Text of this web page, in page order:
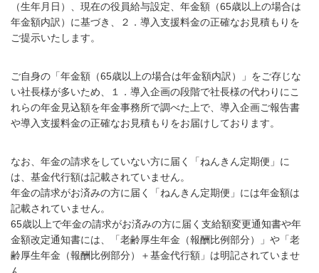
（生年月日）、現在の役員給与設定、年金額（65歳以上の場合は
年金額内訳）に基づき、２．導入支援料金の正確なお見積もりを
ご提示いたします。
ご自身の「年金額（65歳以上の場合は年金額内訳）」をご存じな
い社長様が多いため、１．導入企画の段階で社長様の代わりにこ
れらの年金見込額を年金事務所で調べた上で、導入企画ご報告書
や導入支援料金の正確なお見積もりをお届けしております。
なお、年金の請求をしていない方に届く「ねんきん定期便」に
は、基金代行額は記載されていません。
年金の請求がお済みの方に届く「ねんきん定期便」には年金額は
記載されていません。
65歳以上で年金の請求がお済みの方に届く支給額変更通知書や年
金額改定通知書には、「老齢厚生年金（報酬比例部分）」や「老
齢厚生年金（報酬比例部分）＋基金代行額」は明記されていませ